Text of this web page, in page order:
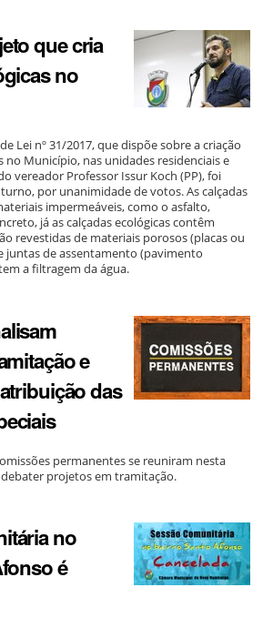
que cria
no
Lei nº 31/2017, que dispõe sobre a criação
no Município, nas unidades residenciais e
vereador Professor Issur Koch (PP), foi
por unanimidade de votos. As calçadas
impermeáveis, como o asfalto,
já as calçadas ecológicas contêm
revestidas de materiais porosos (placas ou
juntas de assentamento (pavimento
a filtragem da água.
e
das
permanentes se reuniram nesta
projetos em tramitação.
no
é